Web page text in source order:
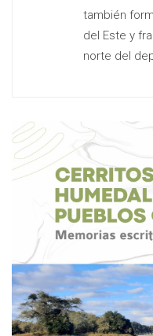
también
del Este y
norte del